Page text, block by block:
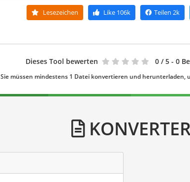
Lesezeichen Like106k Teilen 2k
Dieses Tool bewerten 0 / 5 - 0
Sie müssen mindestens 1 Datei konvertieren und herunterladen,